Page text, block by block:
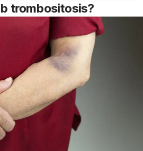
trombositosis?